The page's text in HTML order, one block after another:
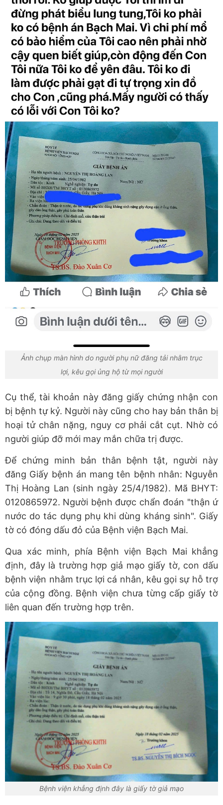
Ảnh chụp màn hình do người phụ nữ đăng tải nhằm trục
lợi, kêu gọi ủng hộ từ mọi người
Cụ thể, tài khoản này đăng giấy chứng nhận con
bị bệnh tự kỷ. Người này cũng cho hay bản thân bị
hoại tử chân nặng, nguy cơ phải cắt cụt. Nhờ có
người giúp đỡ mới may mắn chữa trị được.
Để chứng minh bản thân bệnh tật, người này
đăng Giấy bệnh án mang tên bệnh nhân: Nguyễn
Thị Hoàng Lan (sinh ngày 25/4/1982). Mã BHYT:
0120865972. Người bệnh được chẩn đoán "thận ứ
nước do tác dụng phụ khi dùng kháng sinh". Giấy
tờ có đóng dấu đỏ của Bệnh viện Bạch Mai.
Qua xác minh, phía Bệnh viện Bạch Mai khẳng
định, đây là trường hợp giả mạo giấy tờ, con dấu
bệnh viện nhằm trục lợi cá nhân, kêu gọi sự hỗ trợ
của cộng đồng. Bệnh viện chưa từng cấp giấy tờ
liên quan đến trường hợp trên.
Bệnh viện khẳng định đây là giấy tờ giả mạo